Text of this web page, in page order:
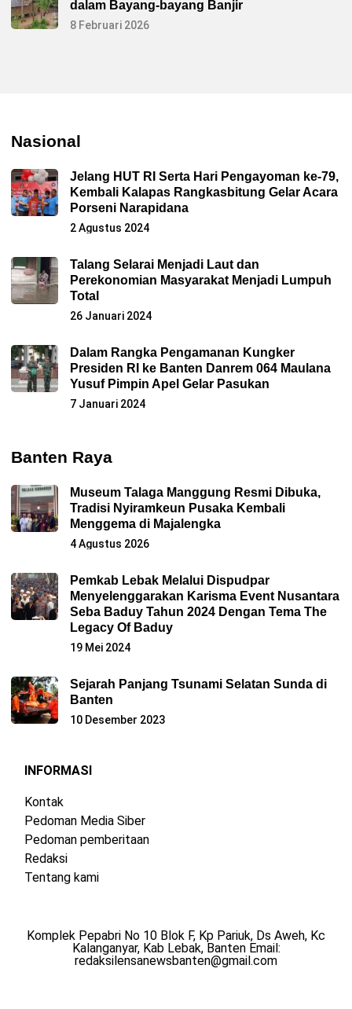
dalam Bayang-bayang Banjir
8 Februari 2026
Nasional
Jelang HUT RI Serta Hari Pengayoman ke-79,
Kembali Kalapas Rangkasbitung Gelar Acara
Porseni Narapidana
2 Agustus 2024
Talang Selarai Menjadi Laut dan
Perekonomian Masyarakat Menjadi Lumpuh
Total
26 Januari 2024
Dalam Rangka Pengamanan Kungker
Presiden RI ke Banten Danrem 064 Maulana
Yusuf Pimpin Apel Gelar Pasukan
7 Januari 2024
Banten Raya
Museum Talaga Manggung Resmi Dibuka,
Tradisi Nyiramkeun Pusaka Kembali
Menggema di Majalengka
4 Agustus 2026
Pemkab Lebak Melalui Dispudpar
Menyelenggarakan Karisma Event Nusantara
Seba Baduy Tahun 2024 Dengan Tema The
Legacy Of Baduy
19 Mei 2024
Sejarah Panjang Tsunami Selatan Sunda di
Banten
10 Desember 2023
INFORMASI
Kontak
Pedoman Media Siber
Pedoman pemberitaan
Redaksi
Tentang kami
Komplek Pepabri No 10 Blok F, Kp Pariuk, Ds Aweh, Kc
Kalanganyar, Kab Lebak, Banten Email:
redaksilensanewsbanten@gmail.com